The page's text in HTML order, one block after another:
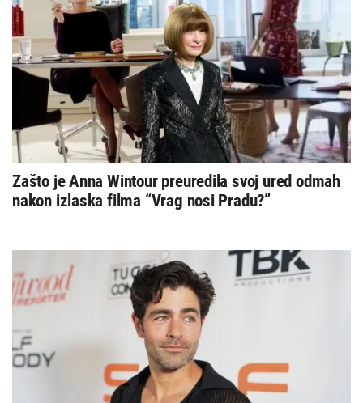
Zašto je Anna Wintour preuredila svoj ured odmah
nakon izlaska filma “Vrag nosi Pradu?”